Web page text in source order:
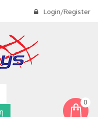
Login/Register
0